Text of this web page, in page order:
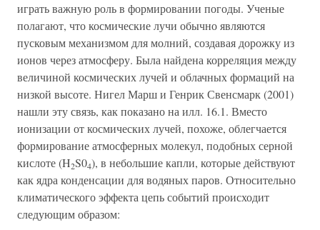
играть важную роль в формировании погоды. Ученые
полагают, что космические лучи обычно являются
пусковым механизмом для молний, создавая дорожку из
ионов через атмосферу. Была найдена корреляция между
величиной космических лучей и облачных формаций на
низкой высоте. Нигел Марш и Генрик Свенсмарк (2001)
нашли эту связь, как показано на илл. 16.1. Вместо
ионизации от космических лучей, похоже, облегчается
формирование атмосферных молекул, подобных серной
кислоте (H2S04), в небольшие капли, которые действуют
как ядра конденсации для водяных паров. Относительно
климатического эффекта цепь событий происходит
следующим образом: